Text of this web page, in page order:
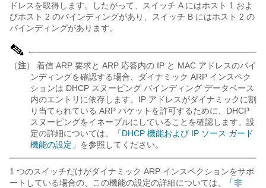
ドレスを取得します。したがって、スイッチ A にはホスト 1 およ
びホスト 2 のバインディングがあり、スイッチ B にはホスト 2 の
バインディングがあります。
（注） 着信 ARP 要求と ARP 応答内の IP と MAC アドレスのバイ
ンディングを確認する場合、ダイナミック ARP インスペク
ションは DHCP スヌーピング バインディング データベース
内のエントリに依存します。IP アドレスがダイナミックに割
り当てられている ARP パケットを許可するために、DHCP
スヌーピングをイネーブルにしていることを確認します。設
定の詳細については、
「DHCP 機能および IP ソース ガード
機能の設定」 を参照してください。
1 つのスイッチだけがダイナミック ARP インスペクションをサポ
ートしている場合の、この機能の設定の詳細については、
「非